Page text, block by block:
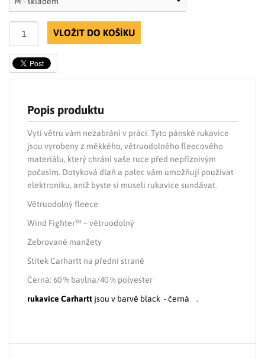
VLOŽIT DO KOŠÍKU
Popis produktu
Vytí větru vám nezabrání v práci. Tyto pánské rukavice
jsou vyrobeny z měkkého, větruodolného fleecového
materiálu, který chrání vaše ruce před nepříznivým
počasím. Dotyková dlaň a palec vám umožňují používat
elektroniku, aniž byste si museli rukavice sundávat.
Větruodolný fleece
Wind Fighter™ – větruodolný
Žebrované manžety
Štítek Carhartt na přední straně
Černá: 60 % bavlna/40 % polyester
rukavice Carhartt jsou v barvě black - černá .